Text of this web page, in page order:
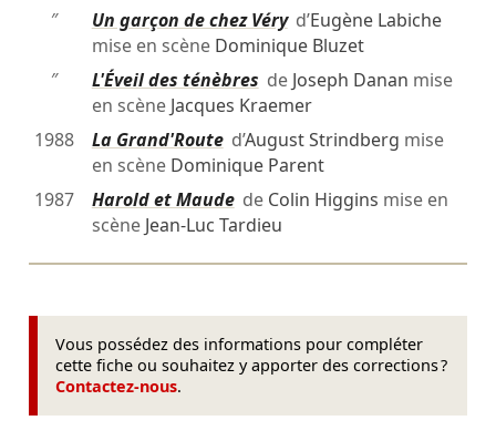
″
Un garçon de chez Véryd’Eugène Labiche
mise en scène Dominique Bluzet
″
L'Éveil des ténèbres de Joseph Danan mise
en scène Jacques Kraemer
1988
La Grand'Routed’August Strindberg mise
en scène Dominique Parent
1987
Harold et Maudede Colin Higgins mise en
scène Jean-Luc Tardieu
Vous possédez des informations pour compléter
cette fiche ou souhaitez y apporter des corrections ?
Contactez-nous.